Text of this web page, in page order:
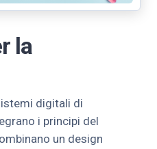
la
digitali di
i principi del
un design